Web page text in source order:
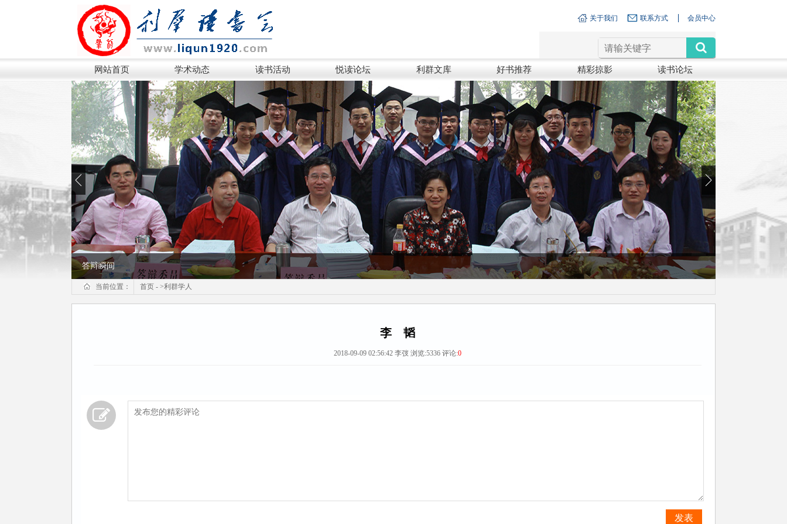
会员中心
联系方式
关于我们
网站首页 学术动态 读书活动 悦读论坛 利群文库 好书推荐 精彩掠影 读书论坛
答辩瞬间 茶话会
当前位置： 首页 - >利群学人
李 韬
2018-09-09 02:56:42 李弢 浏览:5336 评论:0
发表